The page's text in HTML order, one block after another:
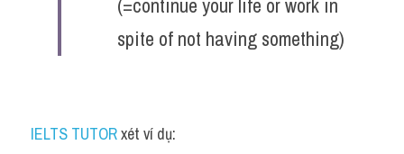
(=continue your life or work in
spite of not having something)
IELTS TUTOR xét ví dụ: